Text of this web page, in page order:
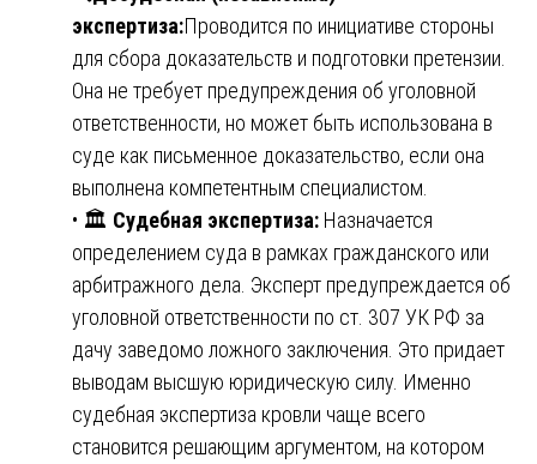
экспертиза:Проводится по инициативе стороны
для сбора доказательств и подготовки претензии.
Она не требует предупреждения об уголовной
ответственности, но может быть использована в
суде как письменное доказательство, если она
выполнена компетентным специалистом.
• 🏛️ Судебная экспертиза: Назначается
определением суда в рамках гражданского или
арбитражного дела. Эксперт предупреждается об
уголовной ответственности по ст. 307 УК РФ за
дачу заведомо ложного заключения. Это придает
выводам высшую юридическую силу. Именно
судебная экспертиза кровли чаще всего
становится решающим аргументом, на котором